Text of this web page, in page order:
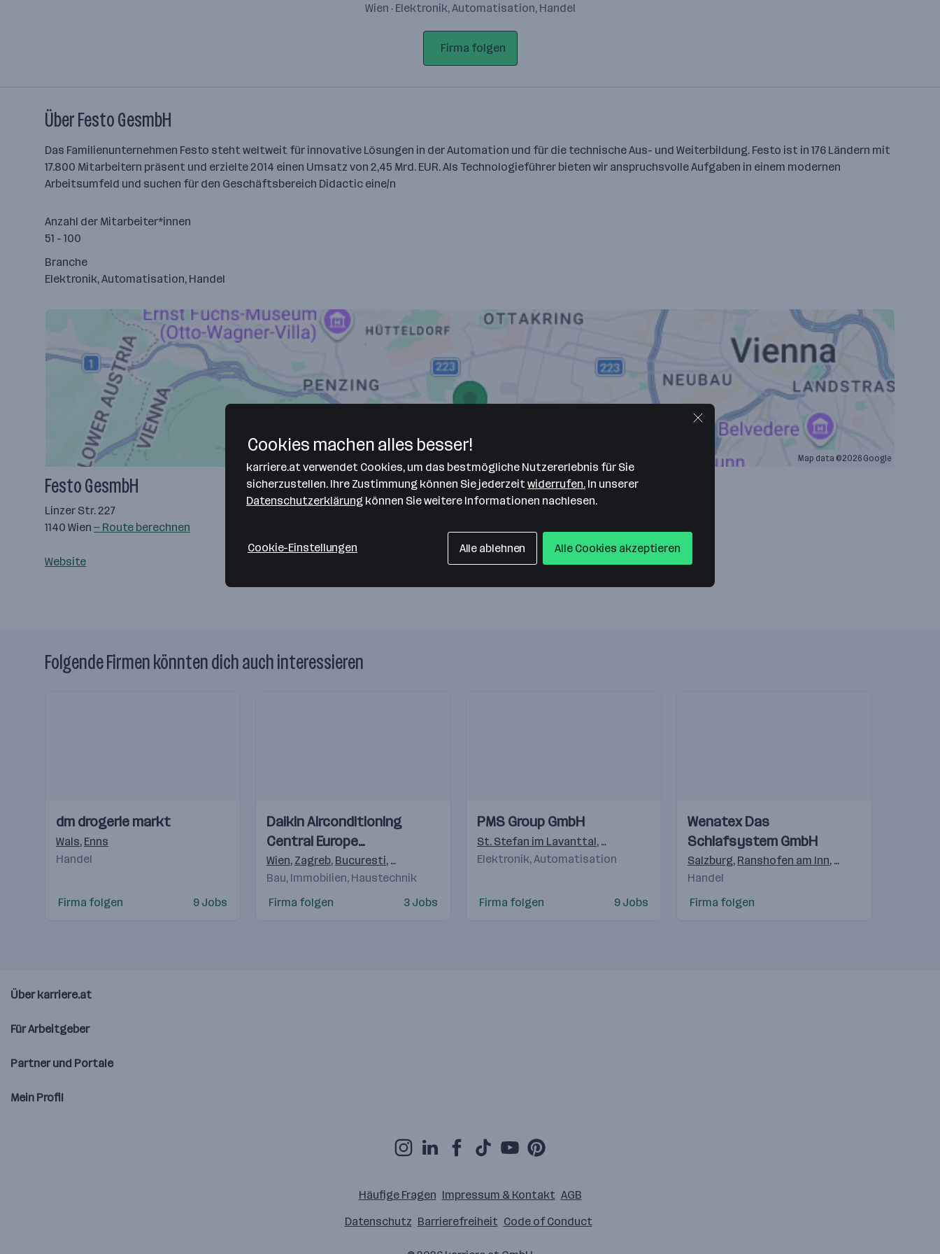
Wien · Elektronik, Automatisation, Handel
Firma folgen
Über Festo GesmbH
Das Familienunternehmen Festo steht weltweit für innovative Lösungen in der Automation und für die technische Aus- und Weiterbildung. Festo ist in 176 Ländern mit
17.800 Mitarbeitern präsent und erzielte 2014 einen Umsatz von 2,45 Mrd. EUR. Als Technologie­führer bieten wir anspruchsvolle Aufgaben in einem modernen
Arbeitsumfeld und suchen für den Geschäftsbereich Didactic eine/n
Anzahl der Mitarbeiter*innen
51 - 100
Branche
Elektronik, Automatisation, Handel
Map data ©2026 Google
Festo GesmbH
Linzer Str. 227
1140 Wien — Route berechnen
Website
Folgende Firmen könnten dich auch interessieren
Videos
Einblicke
Einblicke
dm drogerie markt
Wals, Enns
Handel
Firma folgen 9 Jobs
Videos
Einblicke
Einblicke
Daikin Airconditioning
Central Europe
HandelsgmbH
Wien, Zagreb, Bucuresti, Budapest Praha 4-Michle,Bratislava,Warschau
Beograd
Bau, Immobilien, Haustechnik
Firma folgen
3 Jobs
Videos
Einblicke
Einblicke
PMS Group GmbH
St. Stefan im Lavanttal, Wolfsberg Schwadorf bei Wien,Kapfenberg
Elektronik, Automatisation
Firma folgen 9 Jobs
Videos
Einblicke
Einblicke
Wenatex Das
Schlafsystem GmbH
Salzburg, Ranshofen am Inn, Freilassing
Handel
Firma folgen
Über karriere.at
Für Arbeitgeber
Partner und Portale
Mein Profil
Häufige Fragen Impressum & Kontakt AGB
Datenschutz Barrierefreiheit Code of Conduct
Cookies machen alles besser!
karriere.at verwendet Cookies, um das bestmögliche Nutzererlebnis für Sie
sicherzustellen. Ihre Zustimmung können Sie jederzeit widerrufen. In unserer
Datenschutzerklärung können Sie weitere Informationen nachlesen.
Cookie-Einstellungen Alle ablehnen Alle Cookies akzeptieren